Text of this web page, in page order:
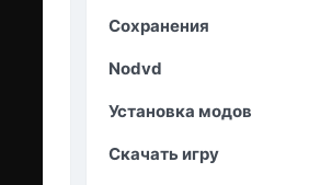
Сохранения
Nodvd
Установка модов
Скачать игру